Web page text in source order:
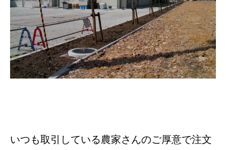
いつも取引している農家さんのご厚意で注文